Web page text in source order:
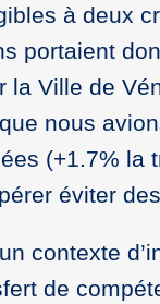
à deux
portaient
la Ville de
nous
(+1.7% la
éviter
contexte
de